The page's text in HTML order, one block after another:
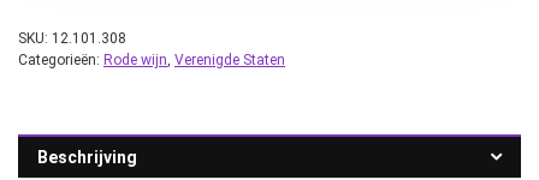
SKU: 12.101.308
Categorieën: Rode wijn, Verenigde Staten
Beschrijving